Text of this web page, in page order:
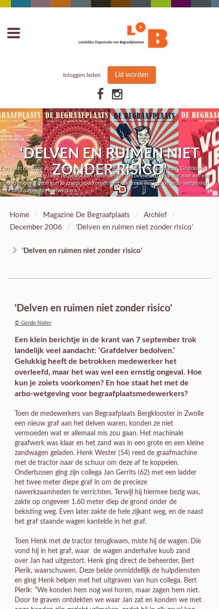
Inloggen leden Lid worden
‘DELVEN EN RUIMEN NIET
ZONDER RISICO’
Een klein berichtje in de krant van 7 september trok landelijk veel aandacht: 'Grafdelver
bedolven.' Gelukkig heeft de betrokken medewerker het overleefd, maar het was wel een
ernstig ongeval. Hoe kun je zoiets voorkomen? En hoe staat het met de arbo-wetgeving
voor begraafplaatsmedewerkers?
Home / Magazine De Begraafplaats / Archief /
December 2006 / ‘Delven en ruimen niet zonder risico’
'Delven en ruimen niet zonder risico'
'Delven en ruimen niet zonder risico'
© Gerda Nater
Een klein berichtje in de krant van 7 september trok
landelijk veel aandacht: ‘Grafdelver bedolven.’
Gelukkig heeft de betrokken medewerker het
overleefd, maar het was wel een ernstig ongeval. Hoe
kun je zoiets voorkomen? En hoe staat het met de
arbo-wetgeving voor begraafplaatsmedewerkers?
Toen de medewerkers van Begraafplaats Bergklooster in Zwolle
een nieuw graf aan het delven waren, konden ze niet
vermoeden wat er allemaal mis zou gaan. Het machinale
graafwerk was klaar en het zand was in een grote en een kleine
zandwagen geladen. Henk Wester (54) reed de graafmachine
met de tractor naar de schuur om deze af te koppelen.
Ondertussen ging zijn collega Jan Gerrits (62) met een ladder
het twee meter diepe graf in om de precieze
nawerkzaamheden te verrichten. Terwijl hij hiermee bezig was,
zakte op ongeveer 1.60 meter diep de grond onder de
bekisting weg. Even later zakte de hele zijkant weg, en de naast
het graf staande wagen kantelde in het graf.
Toen Henk met de tractor terugkwam, miste hij de wagen. Die
vond hij in het graf, waar de wagen anderhalve kuub zand
over Jan had uitgestort. Henk ging direct de beheerder, Bert
Pierik, waarschuwen. Deze belde onmiddellijk de hulpdiensten
en ging Henk helpen met het uitgraven van hun collega. Bert
Pierik: “We konden hem nog wel horen, maar zagen hem niet.
Door te graven ontdekten we waar Jan zat en konden we met